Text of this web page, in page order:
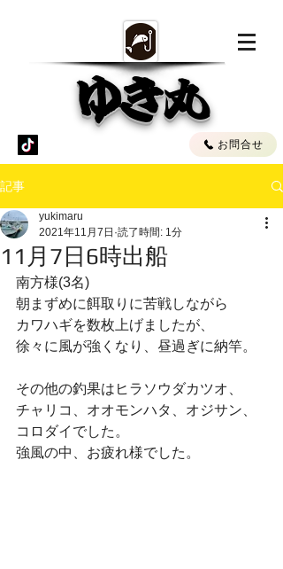
ゆき丸
お問合せ
記事
11月7日6時出船
yukimaru
2021年11月7日 読了時間: 1分
南方様(3名)
朝まずめに餌取りに苦戦しながら
カワハギを数枚上げましたが、
徐々に風が強くなり、昼過ぎに納竿。
その他の釣果はヒラソウダカツオ、
チャリコ、オオモンハタ、オジサン、
コロダイでした。
強風の中、お疲れ様でした。